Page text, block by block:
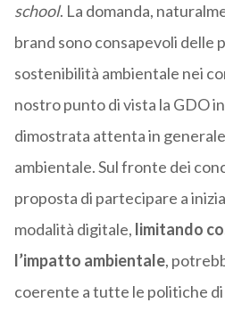
school. La domanda,
brand sono consapevoli delle
sostenibilità ambientale nei
nostro punto di vista la GDO
dimostrata attenta in
ambientale. Sul fronte dei
proposta di partecipare a
modalità digitale, limitando
l’impatto ambientale,
coerente a tutte le politiche